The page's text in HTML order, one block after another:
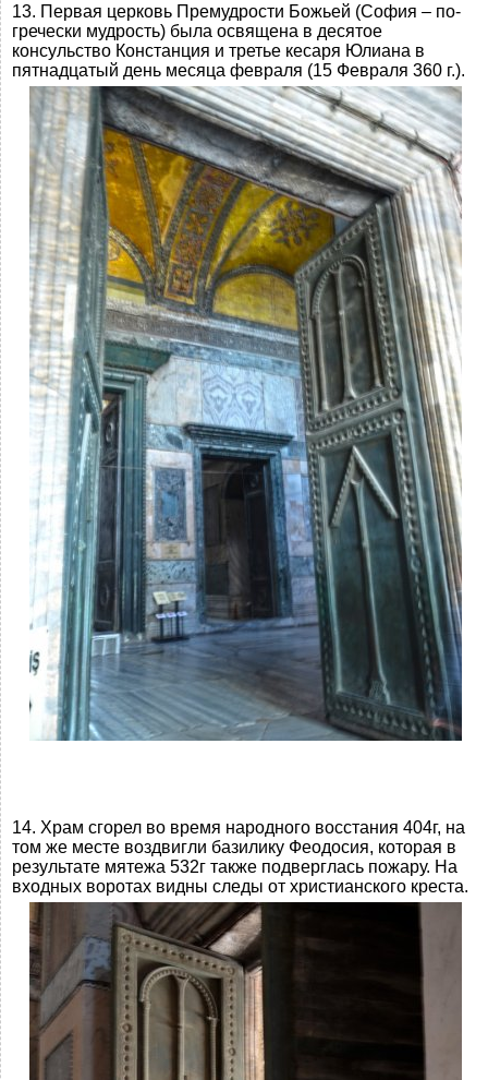
13. Первая церковь Премудрости Божьей (София – по-
гречески мудрость) была освящена в десятое
консульство Констанция и третье кесаря Юлиана в
пятнадцатый день месяца февраля (15 Февраля 360 г.).
14. Храм сгорел во время народного восстания 404г, на
том же месте воздвигли базилику Феодосия, которая в
результате мятежа 532г также подверглась пожару. На
входных воротах видны следы от христианского креста.